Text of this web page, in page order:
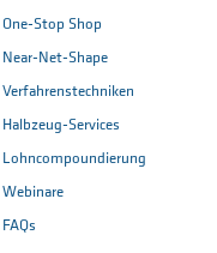
One-Stop Shop
Near-Net-Shape
Verfahrenstechniken
Halbzeug-Services
Lohncompoundierung
Webinare
FAQs